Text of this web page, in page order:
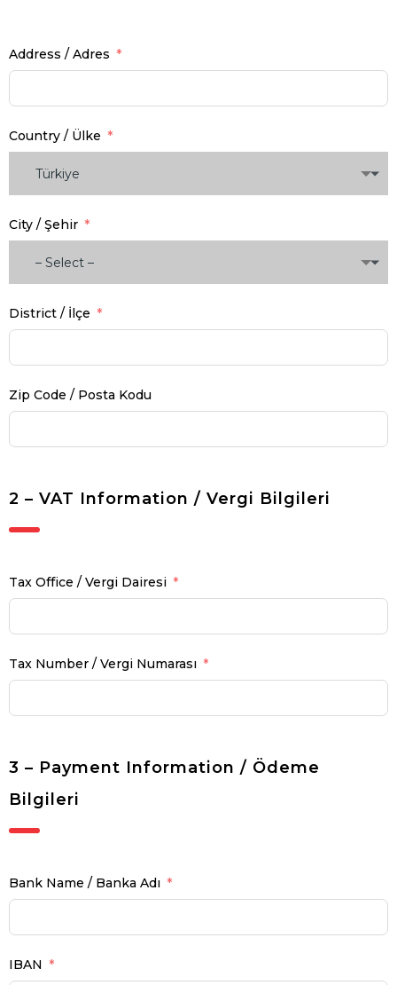
Address / Adres
Country / Ülke
Türkiye
City / Şehir
– Select –
District / İlçe
Zip Code / Posta Kodu
2 – VAT Information / Vergi Bilgileri
Tax Office / Vergi Dairesi
Tax Number / Vergi Numarası
3 – Payment Information / Ödeme
Bilgileri
Bank Name / Banka Adı
IBAN